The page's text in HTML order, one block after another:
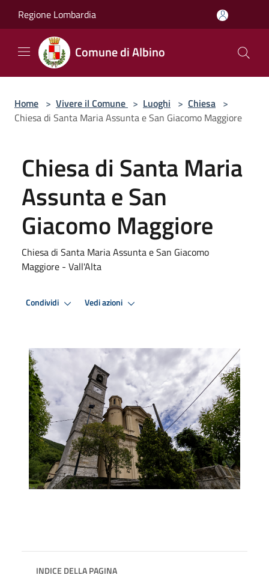
Regione Lombardia
Comune di Albino
Home > Vivere il Comune > Luoghi > Chiesa >
Chiesa di Santa Maria Assunta e San Giacomo Maggiore
Chiesa di Santa Maria
Assunta e San
Giacomo Maggiore
Chiesa di Santa Maria Assunta e San Giacomo
Maggiore - Vall'Alta
Condividi Vedi azioni
INDICE DELLA PAGINA